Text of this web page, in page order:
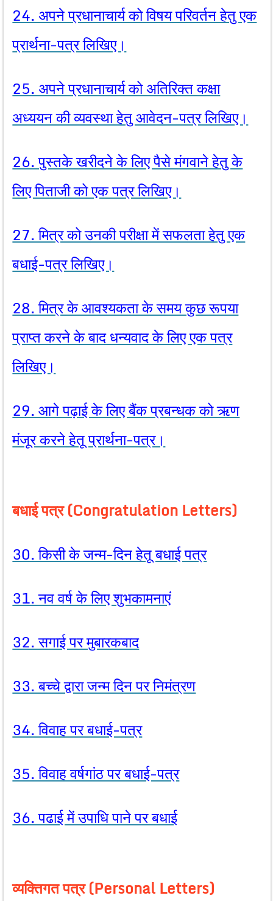
24. अपने प्रधानाचार्य को विषय परिवर्तन हेतु एक
प्रार्थना-पत्र लिखिए।
25. अपने प्रधानाचार्य को अतिरिक्त कक्षा
अध्ययन की व्यवस्था हेतु आवेदन-पत्र लिखिए।
26. पुस्तके खरीदने के लिए पैसे मंगवाने हेतु के
लिए पिताजी को एक पत्र लिखिए।
27. मित्र को उनकी परीक्षा में सफलता हेतु एक
बधाई-पत्र लिखिए।
28. मित्र के आवश्यकता के समय कुछ रूपया
प्राप्त करने के बाद धन्यवाद के लिए एक पत्र
लिखिए।
29. आगे पढ़ाई के लिए बैंक प्रबन्धक को ऋण
मंजूर करने हेतू प्रार्थना-पत्र।
बधाई पत्र (Congratulation Letters)
30. किसी के जन्म-दिन हेतू बधाई पत्र
31. नव वर्ष के लिए शुभकामनाएं
32. सगाई पर मुबारकबाद
33. बच्चे द्वारा जन्म दिन पर निमंत्रण
34. विवाह पर बधाई-पत्र
35. विवाह वर्षगांठ पर बधाई-पत्र
36. पढाई में उपाधि पाने पर बधाई
व्यक्तिगत पत्र (Personal Letters)